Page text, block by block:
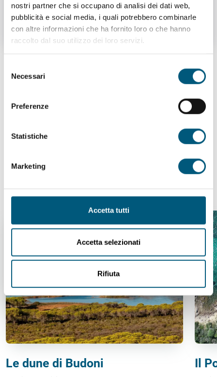
nostri partner che si occupano di analisi dei dati web,
pubblicità e social media, i quali potrebbero combinarle
con altre informazioni che ha fornito loro o che hanno
raccolto dal suo utilizzo dei loro servizi.
delNecessari
Preferenze
Statistiche
Marketing
Accetta tutti
Accetta selezionati
Rifiuta
Parco Del Sole Percorso Fitness
Richiedi informazioni
TI POTREBBE
Le dune di Budoni Il